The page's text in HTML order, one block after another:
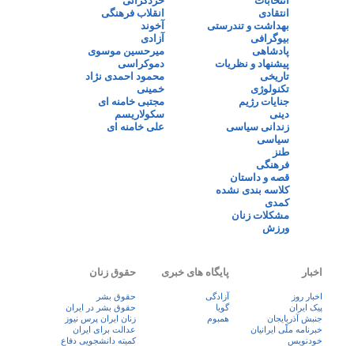
انتقادی
بهداشت و تندرستی
بیوگرافی
پادشاهی
پیشنهاد و نظریات
تاریخی
تکنولوژی
جنایات رژیم
دینی
زندانی سیاسی
سیاسی
طنز
فرهنگی
قصه و داستان
کلاسه بندی نشده
کمدی
مشکلات زنان
ورزش
انقلاب فرهنگی
آخوند
آزادی
میرحسین موسوی
دموکراسی
محمود احمدی نژاد
خمینی
مجتبی خامنه ای
سکولاریسم
علی خامنه ای
اخبار
اخبار روز
پيک ايران
جنبش آذربایجان
خبرنامه ملّی ایرانیان
خودنویس
پایگاه های خبری
آزادگی
گویا
همبوم
حقوق زنان
حقوق بشر
حقوق بشر در ایران
زنان ايران پرس نيوز
عدالت برای ایران
کمیته دانشجویی دفاع